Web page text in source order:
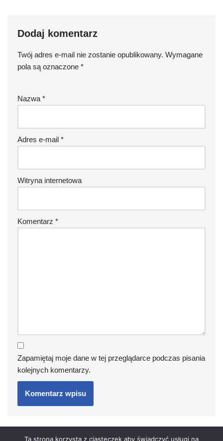
Dodaj komentarz
Twój adres e-mail nie zostanie opublikowany. Wymagane
pola są oznaczone *
Nazwa *
Adres e-mail *
Witryna internetowa
Komentarz *
Zapamiętaj moje dane w tej przeglądarce podczas pisania
kolejnych komentarzy.
Ta strona korzysta z ciasteczek aby świadczyć usługi na